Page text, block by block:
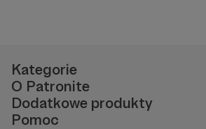
Kategorie
O Patronite
Dodatkowe produkty
Pomoc